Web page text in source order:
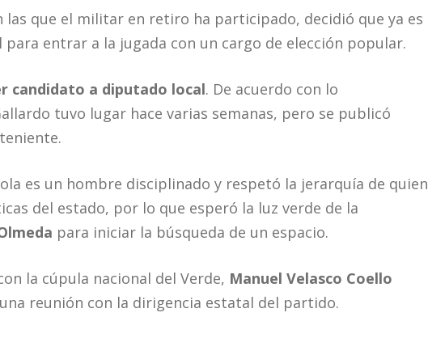
las que el militar en retiro ha participado, decidió que ya es
entrar a la jugada con un cargo de elección popular.
candidato a diputado local. De acuerdo con lo
tuvo lugar hace varias semanas, pero se publicó
es un hombre disciplinado y respetó la jerarquía de quien
del estado, por lo que esperó la luz verde de la
para iniciar la búsqueda de un espacio.
la cúpula nacional del Verde, Manuel Velasco Coello
reunión con la dirigencia estatal del partido.